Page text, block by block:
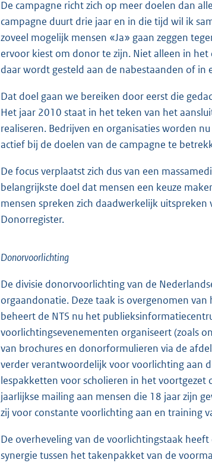
De campagne richt zich op meer doelen dan
campagne duurt drie jaar en in die tijd wil ik
zoveel mogelijk mensen «Ja» gaan zeggen
ervoor kiest om donor te zijn. Niet alleen in
daar wordt gesteld aan de nabestaanden of in
Dat doel gaan we bereiken door eerst die
Het jaar 2010 staat in het teken van het
realiseren. Bedrijven en organisaties worden
actief bij de doelen van de campagne te
De focus verplaatst zich dus van een
belangrijkste doel dat mensen een keuze
mensen spreken zich daadwerkelijk
Donorregister.
Donorvoorlichting
De divisie donorvoorlichting van de
orgaandonatie. Deze taak is overgenomen
beheert de NTS nu het
voorlichtingsevenementen organiseert (zoals
van brochures en donorformulieren via de
verder verantwoordelijk voor voorlichting aan
lespakketten voor scholieren in het voortgezet
jaarlijkse mailing aan mensen die 18 jaar zijn
zij voor constante voorlichting aan en training
De overheveling van de voorlichtingstaak
synergie tussen het takenpakket van de